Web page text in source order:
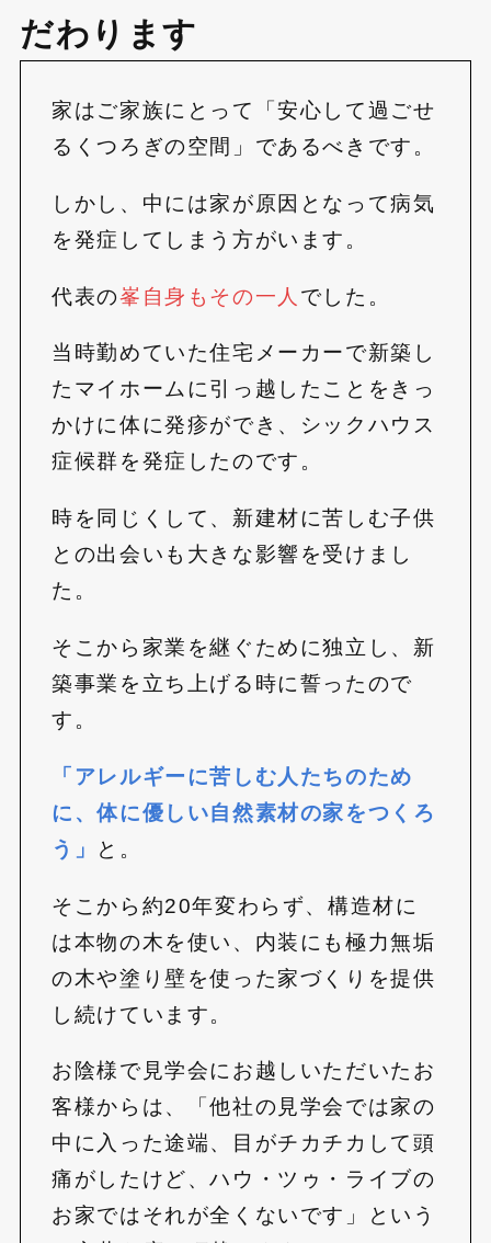
だわります
家はご家族にとって「安心して過ごせ
るくつろぎの空間」であるべきです。
しかし、中には家が原因となって病気
を発症してしまう方がいます。
代表の峯自身もその一人 でした。
当時勤めていた住宅メーカーで新築し
たマイホームに引っ越したことをきっ
かけに体に発疹ができ、シックハウス
症候群を発症したのです。
時を同じくして、新建材に苦しむ子供
との出会いも大きな影響を受けまし
た。
そこから家業を継ぐために独立し、新
築事業を立ち上げる時に誓ったので
す。
「アレルギーに苦しむ人たちのため
に、体に優しい自然素材の家をつくろ
う」
と。
そこから約20年変わらず、構造材に
は本物の木を使い、内装にも極力無垢
の木や塗り壁を使った家づくりを提供
し続けています。
お陰様で見学会にお越しいただいたお
客様からは、「他社の見学会では家の
中に入った途端、目がチカチカして頭
痛がしたけど、ハウ・ツゥ・ライブの
お家ではそれが全くないです」という